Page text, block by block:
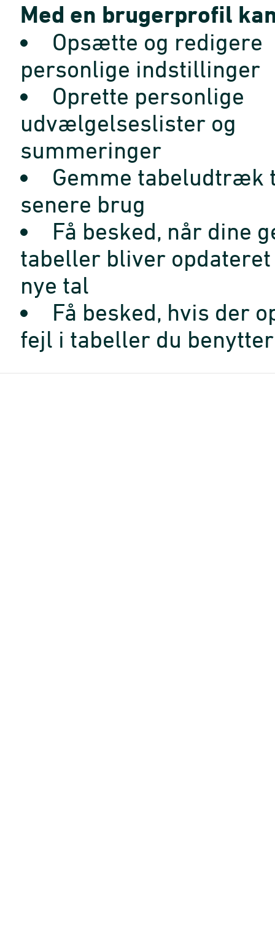
Med en brugerprofil
Opsætte og redigere
personlige indstillinger
Oprette personlige
udvælgelseslister og
summeringer
Gemme tabeludtræk
senere brug
Få besked, når dine
tabeller bliver opdateret
nye tal
Få besked, hvis der
fejl i tabeller du benytter